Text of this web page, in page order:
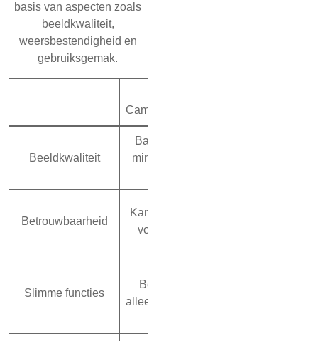
basis van aspecten zoals
beeldkwaliteit,
weersbestendigheid en
gebruiksgemak.
Camerabeveiliging
Beeldkwaliteit
Basis resolutie,
minder scherp in
Betrouwbaarheid
Kan gevoelig zijn
voor storingen
Slimme functies
Beperkt, vaak
alleen live beelden